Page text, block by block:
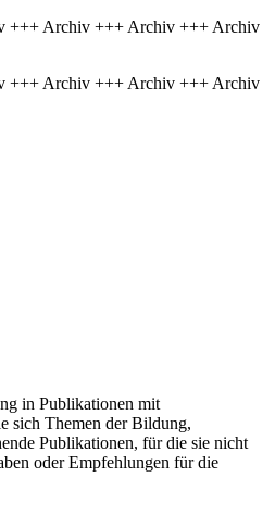
+++ Archiv +++ Archiv +++ Archiv
+++ Archiv +++ Archiv +++ Archiv
in Publikationen mit
sich Themen der Bildung,
Publikationen, für die sie nicht
oder Empfehlungen für die